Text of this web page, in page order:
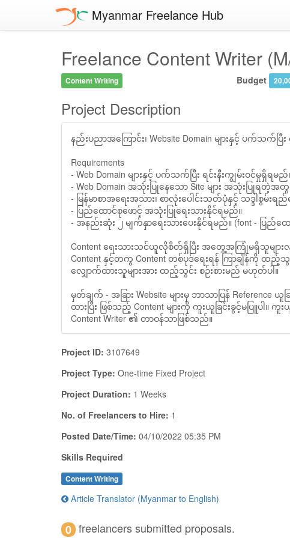
Myanmar Freelance Hub
Freelance Content Writer
Content Writing Budget
Project Description
နည်းပညာအကြောင်း၊ Website Domain များနှင့် ပက်သက်ပ
Requirements
- Web Domain များနှင့် ပက်သက်ပြီး ရင်းနီးကျွမ်းဝင်မှုရှိရမည်
- Web Domain အသုံးပြုနေသော Site များ အသုံးပြုရ
- မြန်မာစာအရေးအသား၊ စာလုံးပေါင်းသတ်ပုံနှင့် သဒ္ဒါစွမ်းရ
- ပြည်ထောင်စုဖောင့် အသုံးပြုရေးသားနိုင်ရမည်။
- အနည်းဆုံး ၂ မျက်နှာရေးသားပေးနိုင်ရမည်။ (font - ပြည်ထော
Content ရေးသားသင်ယူလိုစိတ်ရှိပြီး အတွေ့အကြုံမရှိသူများ
Content နှင့်တကွ Content တစ်ပုဒ်ရေးရန် ကြာချိန်ကို ထ
လျှောက်ထားသူများအား ထည့်သွင်း စဉ်းစားမည် မဟုတ်ပါ။
မှတ်ချက် - အခြား Website များမှ ဘာသာပြန် Reference
ထားပြီး ဖြစ်သည့် Content များကို ကူးယူခြင်းခွင့်မပြူပါ။
Content Writer ၏ တာဝန်သာဖြစ်သည်။
Project ID: 3107649
Project Type: One-time Fixed Project
Project Duration: 1 Weeks
No. of Freelancers to Hire: 1
Posted Date/Time: 04/10/2022 05:35 PM
Skills Required
Content Writing
Article Translator (Myanmar to English)
0 freelancers submitted proposals.